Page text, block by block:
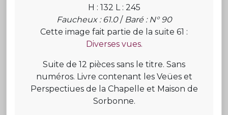
H : 132 L : 245
Faucheux : 61.0/ Baré : N° 90
Cette image fait partie de la suite 61 :
Diverses vues.
Suite de 12 pièces sans le titre. Sans
numéros. Livre contenant les Veües et
Perspectiues de la Chapelle et Maison de
Sorbonne.